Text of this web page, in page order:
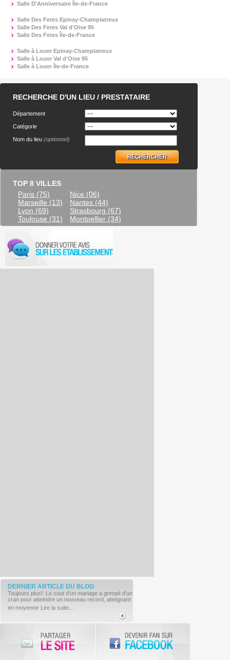
Salle D'Anniversaire Île-de-France
Salle Des Fetes Epinay-Champlatreux
Salle Des Fetes Val d'Oise 95
Salle Des Fetes Île-de-France
Salle à Louer Epinay-Champlatreux
Salle à Louer Val d'Oise 95
Salle à Louer Île-de-France
RECHERCHE D'UN LIEU / PRESTATAIRE
Département
Catégorie
Nom du lieu (optionnel)
RECHERCHER
TOP 8 VILLES
Paris (75)
Marseille (13)
Lyon (69)
Toulouse (31)
Nice (06)
Nantes (44)
Strasbourg (67)
Montpellier (34)
DERNIER ARTICLE DU BLOG
Toujours plus!: Le cout d’un mariage a grimpé d’un
cran pour atteindre un nouveau record, atteignant
en moyenne Lire la suite...